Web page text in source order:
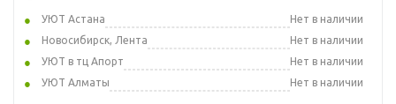
УЮТ Астана
Нет в наличии
Новосибирск, Лента
Нет в наличии
УЮТ в тц Апорт
Нет в наличии
УЮТ Алматы
Нет в наличии